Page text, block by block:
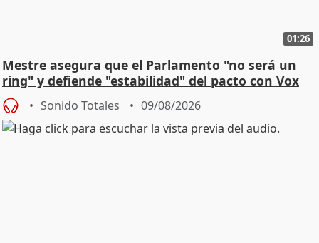
01:26
Mestre asegura que el Parlamento "no será un
ring" y defiende "estabilidad" del pacto con Vox
Sonido Totales 09/08/2026